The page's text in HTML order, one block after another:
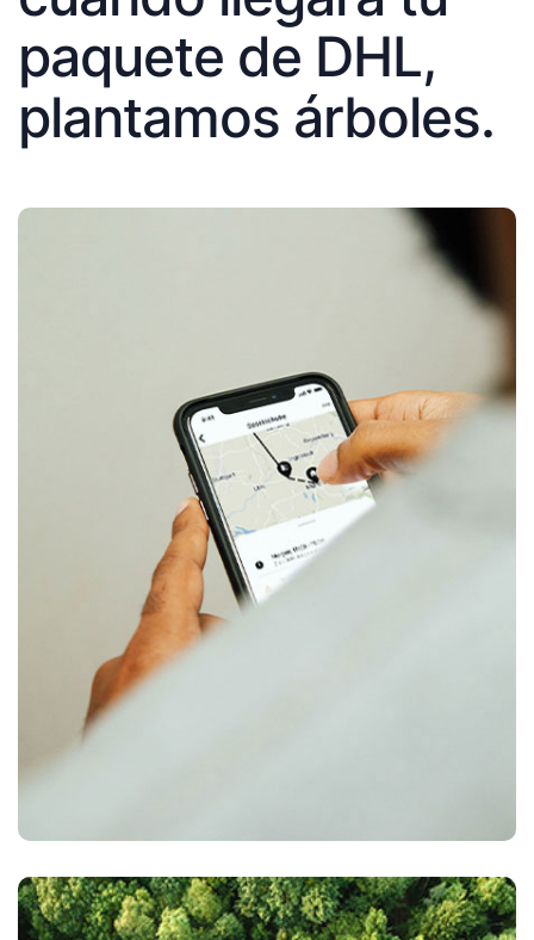
paquete de DHL,
plantamos árboles.